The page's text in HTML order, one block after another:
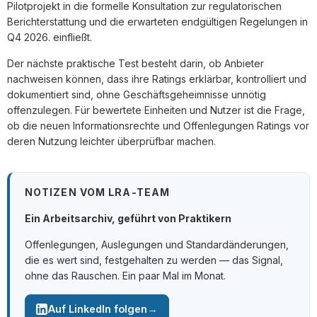
Pilotprojekt in die formelle Konsultation zur regulatorischen
Berichterstattung und die erwarteten endgültigen Regelungen in
Q4 2026. einfließt.
Der nächste praktische Test besteht darin, ob Anbieter
nachweisen können, dass ihre Ratings erklärbar, kontrolliert und
dokumentiert sind, ohne Geschäftsgeheimnisse unnötig
offenzulegen. Für bewertete Einheiten und Nutzer ist die Frage,
ob die neuen Informationsrechte und Offenlegungen Ratings vor
deren Nutzung leichter überprüfbar machen.
NOTIZEN VOM LRA-TEAM
Ein Arbeitsarchiv, geführt von Praktikern
Offenlegungen, Auslegungen und Standardänderungen,
die es wert sind, festgehalten zu werden — das Signal,
ohne das Rauschen. Ein paar Mal im Monat.
Auf LinkedIn folgen →